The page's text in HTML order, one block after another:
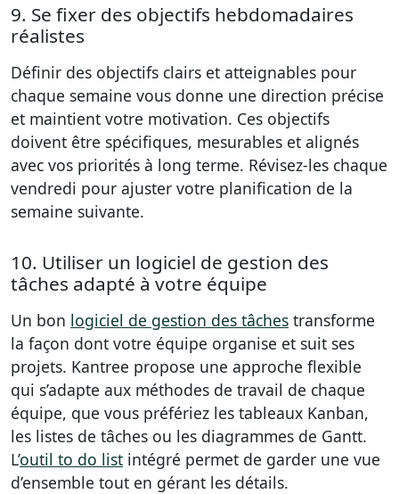
9. Se fixer des objectifs hebdomadaires
réalistes
Définir des objectifs clairs et atteignables pour
chaque semaine vous donne une direction précise
et maintient votre motivation. Ces objectifs
doivent être spécifiques, mesurables et alignés
avec vos priorités à long terme. Révisez-les chaque
vendredi pour ajuster votre planification de la
semaine suivante.
10. Utiliser un logiciel de gestion des
tâches adapté à votre équipe
Un bon logiciel de gestion des tâches transforme
la façon dont votre équipe organise et suit ses
projets. Kantree propose une approche flexible
qui s’adapte aux méthodes de travail de chaque
équipe, que vous préfériez les tableaux Kanban,
les listes de tâches ou les diagrammes de Gantt.
L’outil to do list intégré permet de garder une vue
d’ensemble tout en gérant les détails.